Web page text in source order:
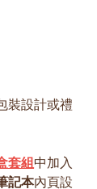
裝設計或禮
套組中加入
記本內頁設